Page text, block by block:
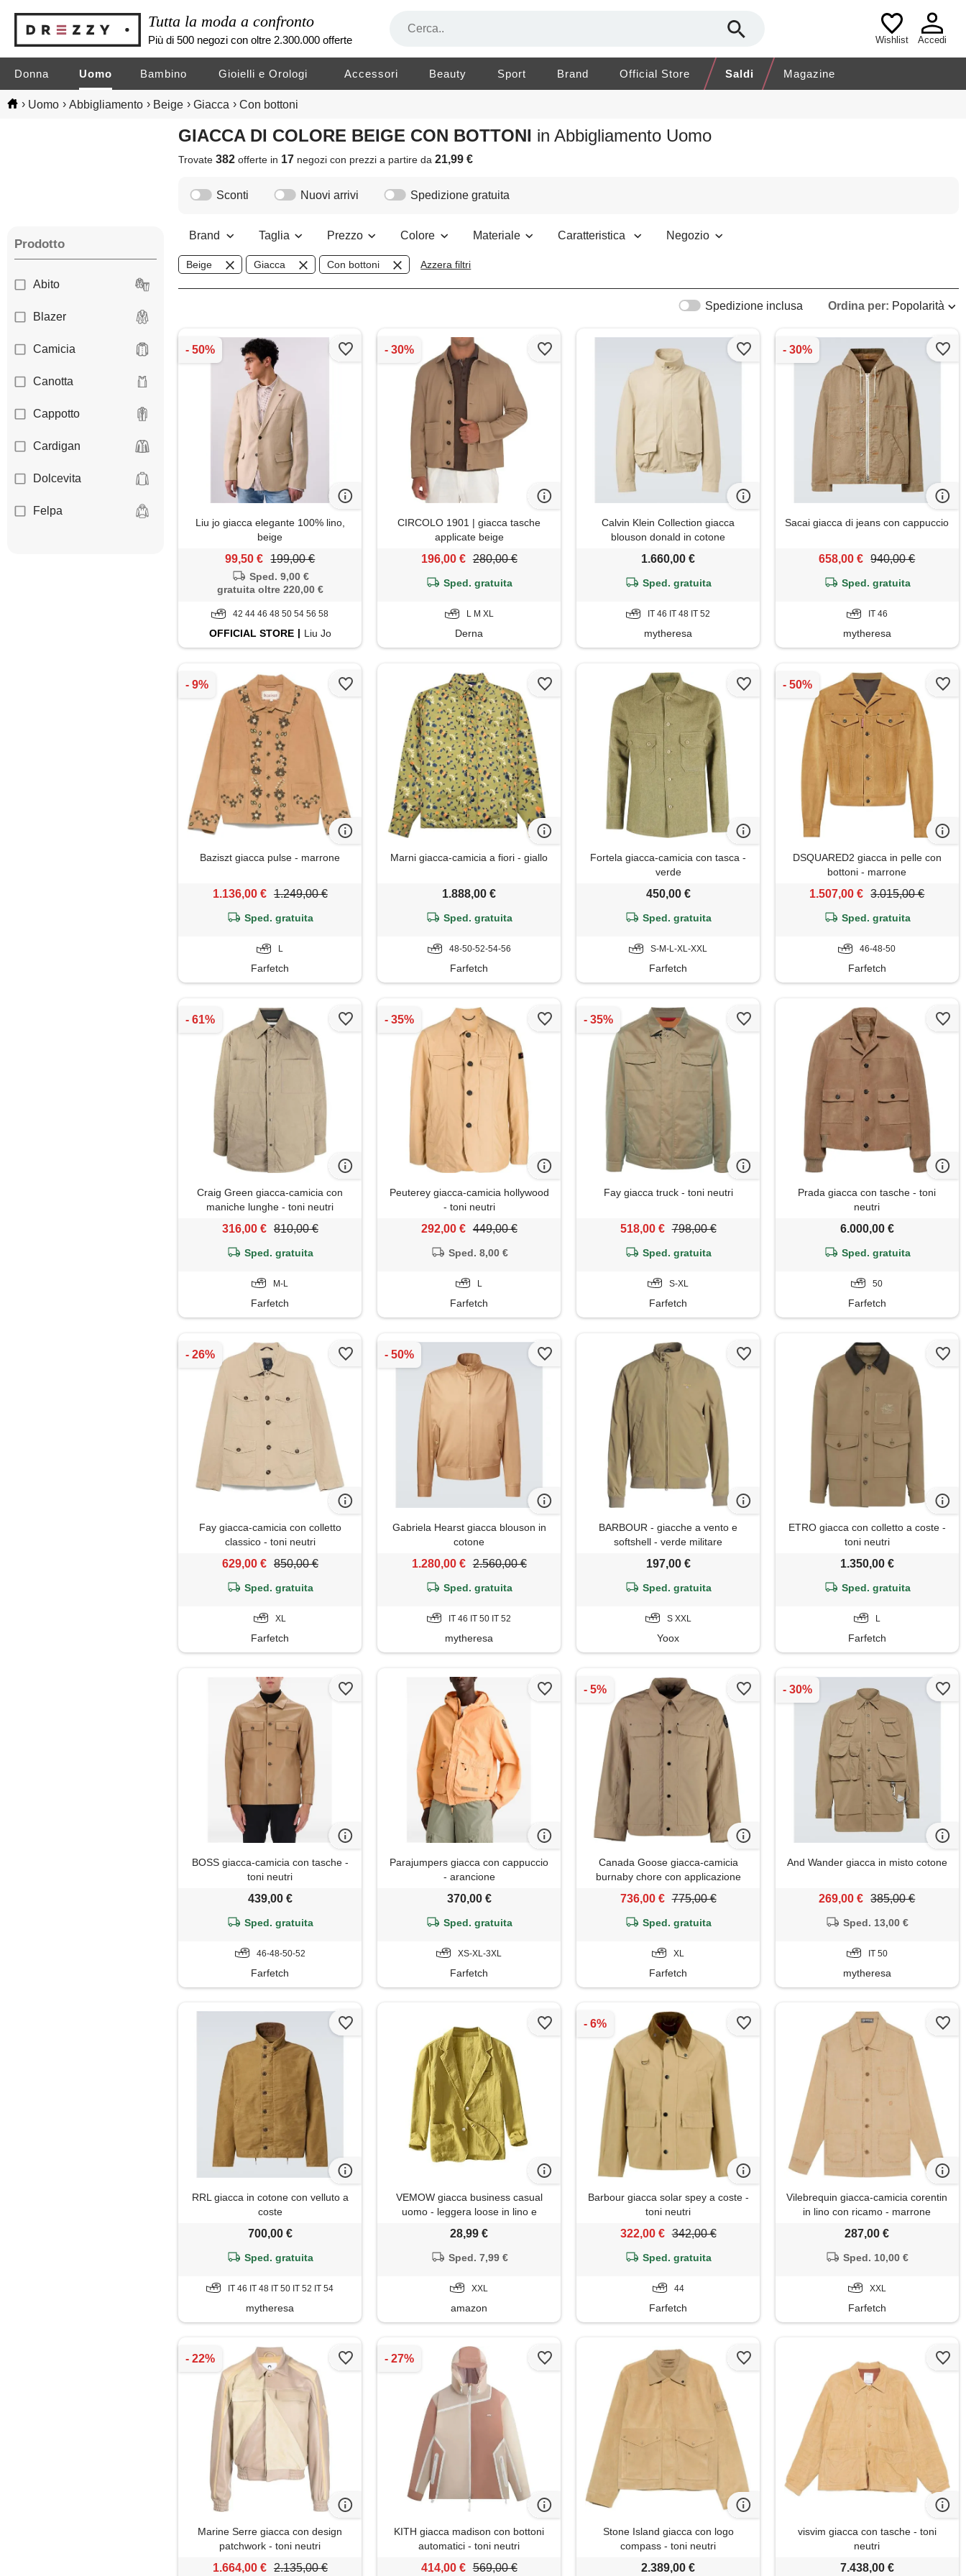
Tutta la moda a confronto
Più di 500 negozi con oltre 2.300.000 offerte Wishlist Accedi
Donna Uomo Bambino Gioielli e Orologi Accessori Beauty Sport Brand Official Store Saldi Magazine
› Uomo › Abbigliamento › Beige › Giacca › Con bottoni
GIACCA DI COLORE BEIGE CON BOTTONI in Abbigliamento Uomo
Trovate382 offerte in 17 negozicon prezzi a partire da21,99 €
Prodotto
Abito
Blazer
Camicia
Canotta
Cappotto
Cardigan
Dolcevita
Felpa
Sconti Nuovi arrivi Spedizione gratuita
Brand Taglia Prezzo Colore Materiale Caratteristica Negozio
Beige Giacca Con bottoni Azzera filtri
Ordina per: Popolarità
Spedizione inclusa
Liu jo giacca elegante 100% lino,
beige
99,50 € 199,00 €
Sped. 9,00 €
gratuita oltre 220,00 €
42 44 46 48 50 54 56 58
OFFICIALSTORE Liu Jo
CIRCOLO 1901 | giacca tasche
applicate beige
196,00 € 280,00 €
Sped. gratuita
L M XL
Derna
Calvin Klein Collection giacca
blouson donald in cotone
1.660,00 €
Sped. gratuita
IT 46 IT 48 IT 52
mytheresa
Sacai giacca di jeans con cappuccio
658,00 € 940,00 €
Sped. gratuita
IT 46
mytheresa
Baziszt giacca pulse - marrone
1.136,00 € 1.249,00 €
Sped. gratuita
L
Farfetch
Marni giacca-camicia a fiori - giallo
1.888,00 €
Sped. gratuita
48-50-52-54-56
Farfetch
Fortela giacca-camicia con tasca -
verde
450,00 €
Sped. gratuita
S-M-L-XL-XXL
Farfetch
DSQUARED2 giacca in pelle con
bottoni - marrone
1.507,00 € 3.015,00 €
Sped. gratuita
46-48-50
Farfetch
Craig Green giacca-camicia con
maniche lunghe - toni neutri
316,00 € 810,00 €
Sped. gratuita
M-L
Farfetch
Peuterey giacca-camicia hollywood
- toni neutri
292,00 € 449,00 €
Sped. 8,00 €
L
Farfetch
Fay giacca truck - toni neutri
518,00 € 798,00 €
Sped. gratuita
S-XL
Farfetch
Prada giacca con tasche - toni
neutri
6.000,00 €
Sped. gratuita
50
Farfetch
Fay giacca-camicia con colletto
classico - toni neutri
629,00 € 850,00 €
Sped. gratuita
XL
Farfetch
Gabriela Hearst giacca blouson in
cotone
1.280,00 € 2.560,00 €
Sped. gratuita
IT 46 IT 50 IT 52
mytheresa
BARBOUR - giacche a vento e
softshell - verde militare
197,00 €
Sped. gratuita
S XXL
Yoox
ETRO giacca con colletto a coste -
toni neutri
1.350,00 €
Sped. gratuita
L
Farfetch
BOSS giacca-camicia con tasche -
toni neutri
439,00 €
Sped. gratuita
46-48-50-52
Farfetch
Parajumpers giacca con cappuccio
- arancione
370,00 €
Sped. gratuita
XS-XL-3XL
Farfetch
Canada Goose giacca-camicia
burnaby chore con applicazione
736,00 € 775,00 €
Sped. gratuita
XL
Farfetch
And Wander giacca in misto cotone
269,00 € 385,00 €
Sped. 13,00 €
IT 50
mytheresa
RRL giacca in cotone con velluto a
coste
700,00 €
Sped. gratuita
IT 46 IT 48 IT 50 IT 52 IT 54
mytheresa
VEMOW giacca business casual
uomo - leggera loose in lino e
bottoni suit blazer(1a-yellow, xxl)
28,99 €
Sped. 7,99 €
XXL
amazon
Barbour giacca solar spey a coste -
toni neutri
322,00 € 342,00 €
Sped. gratuita
44
Farfetch
Vilebrequin giacca-camicia corentin
in lino con ricamo - marrone
287,00 €
Sped. 10,00 €
XXL
Farfetch
Marine Serre giacca con design
patchwork - toni neutri
1.664,00 € 2.135,00 €
KITH giacca madison con bottoni
automatici - toni neutri
414,00 € 569,00 €
Stone Island giacca con logo
compass - toni neutri
2.389,00 €
visvim giacca con tasche - toni
neutri
7.438,00 €